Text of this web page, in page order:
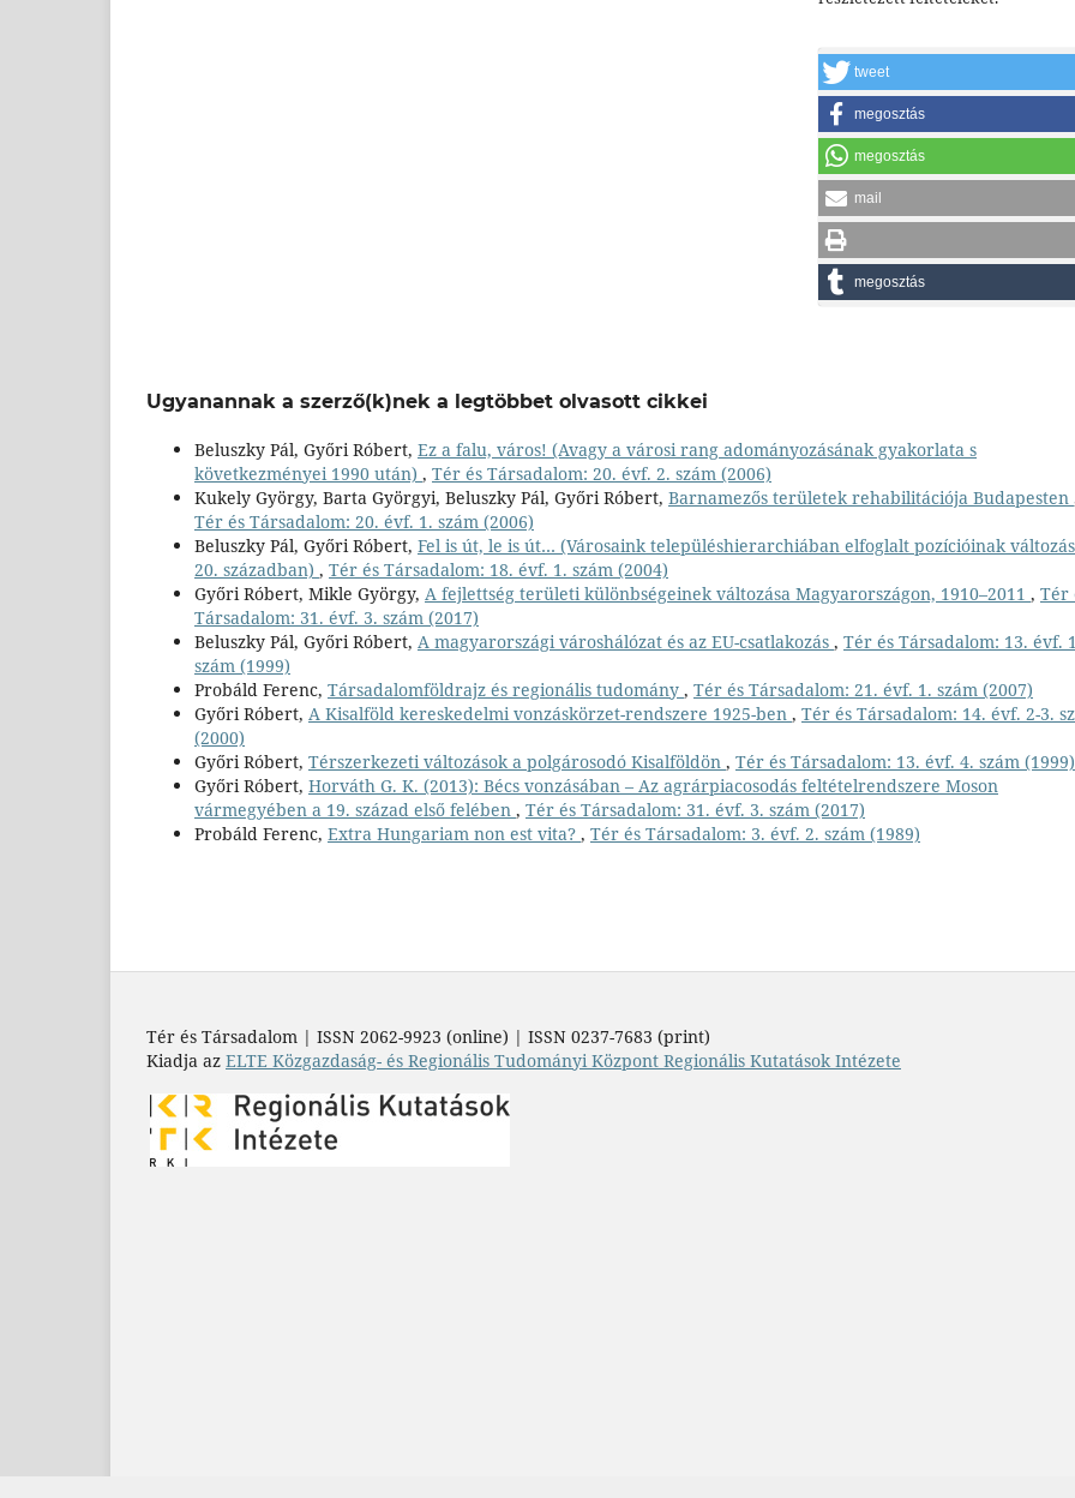
tweet
megosztás
megosztás
mail
megosztás
Ugyanannak a szerző(k)nek a legtöbbet olvasott cikkei
Beluszky Pál, Győri Róbert, Ez a falu, város! (Avagy a városi rang adományozásának gyakorlata s
következményei 1990 után) , Tér és Társadalom: 20. évf. 2. szám (2006)
Kukely György, Barta Györgyi, Beluszky Pál, Győri Róbert, Barnamezős területek rehabilitációja Budapesten
Tér és Társadalom: 20. évf. 1. szám (2006)
Beluszky Pál, Győri Róbert, Fel is út, le is út… (Városaink településhierarchiában elfoglalt pozícióinak
20. században) , Tér és Társadalom: 18. évf. 1. szám (2004)
Győri Róbert, Mikle György, A fejlettség területi különbségeinek változása Magyarországon, 1910–2011 , Tér
Társadalom: 31. évf. 3. szám (2017)
Beluszky Pál, Győri Róbert, A magyarországi városhálózat és az EU-csatlakozás , Tér és Társadalom: 13. évf.
szám (1999)
Probáld Ferenc, Társadalomföldrajz és regionális tudomány , Tér és Társadalom: 21. évf. 1. szám (2007)
Győri Róbert, A Kisalföld kereskedelmi vonzáskörzet-rendszere 1925-ben , Tér és Társadalom: 14. évf. 2-3.
(2000)
Győri Róbert, Térszerkezeti változások a polgárosodó Kisalföldön , Tér és Társadalom: 13. évf. 4. szám (1999)
Győri Róbert, Horváth G. K. (2013): Bécs vonzásában – Az agrárpiacosodás feltételrendszere Moson
vármegyében a 19. század első felében , Tér és Társadalom: 31. évf. 3. szám (2017)
Probáld Ferenc, Extra Hungariam non est vita? , Tér és Társadalom: 3. évf. 2. szám (1989)
Tér és Társadalom | ISSN 2062-9923 (online) | ISSN 0237-7683 (print)
Kiadja az ELTE Közgazdaság- és Regionális Tudományi Központ Regionális Kutatások Intézete